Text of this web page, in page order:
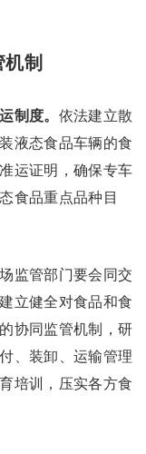
制
制度。 依法建立散
液态食品车辆的食
运证明，确保专车
食品重点品种目
监管部门要会同交
立健全对食品和食
协同监管机制，研
、装卸、运输管理
培训，压实各方食